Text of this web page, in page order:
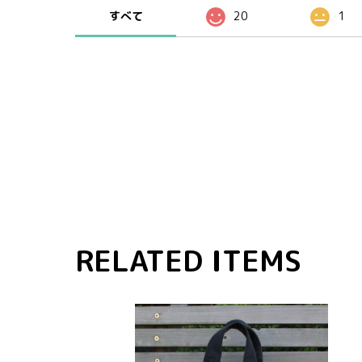
すべて 20 1
RELATED ITEMS